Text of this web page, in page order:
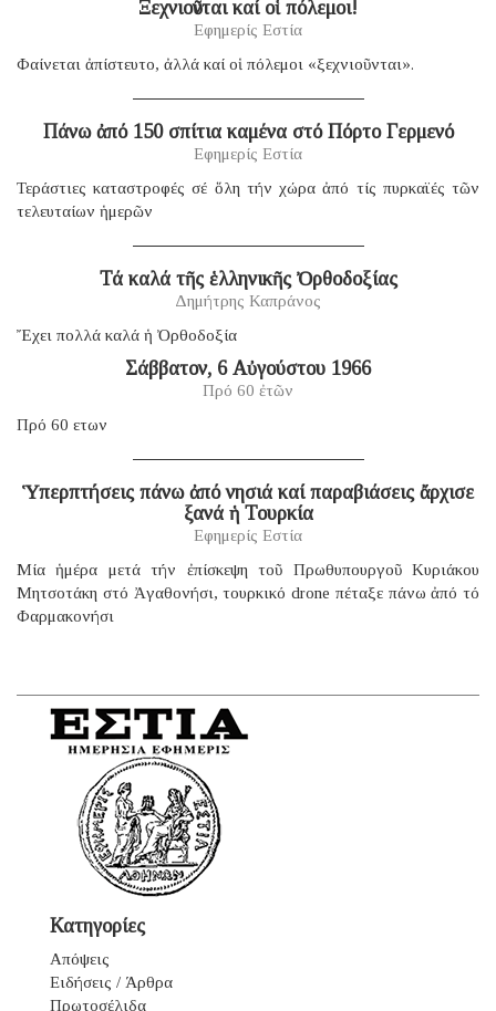
Ξεχνιοῦνται καί οἱ πόλεμοι!
Εφημερίς Εστία
Φαίνεται ἀπίστευτο, ἀλλά καί οἱ πόλεμοι «ξεχνιοῦνται».
Πάνω ἀπό 150 σπίτια καμένα στό Πόρτο Γερμενό
Εφημερίς Εστία
Τεράστιες καταστροφές σέ ὅλη τήν χώρα ἀπό τίς πυρκαϊές τῶν
τελευταίων ἡμερῶν
Τά καλά τῆς ἑλληνικῆς Ὀρθοδοξίας
Δημήτρης Καπράνος
Ἔχει πολλά καλά ἡ Ὀρθοδοξία
Σάββατον, 6 Αὐγούστου 1966
Πρό 60 ἐτῶν
Πρό 60 ετων
Ὑπερπτήσεις πάνω ἀπό νησιά καί παραβιάσεις ἄρχισε
ξανά ἡ Τουρκία
Εφημερίς Εστία
Μία ἡμέρα μετά τήν ἐπίσκεψη τοῦ Πρωθυπουργοῦ Κυριάκου
Μητσοτάκη στό Ἀγαθονήσι, τουρκικό drone πέταξε πάνω ἀπό τό
Φαρμακονήσι
Κατηγορίες
Απόψεις
Ειδήσεις / Άρθρα
Πρωτοσέλιδα